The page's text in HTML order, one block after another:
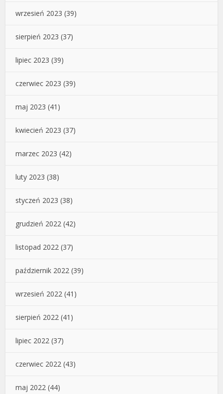
wrzesień 2023 (39)
sierpień 2023 (37)
lipiec 2023 (39)
czerwiec 2023 (39)
maj 2023 (41)
kwiecień 2023 (37)
marzec 2023 (42)
luty 2023 (38)
styczeń 2023 (38)
grudzień 2022 (42)
listopad 2022 (37)
październik 2022 (39)
wrzesień 2022 (41)
sierpień 2022 (41)
lipiec 2022 (37)
czerwiec 2022 (43)
maj 2022 (44)